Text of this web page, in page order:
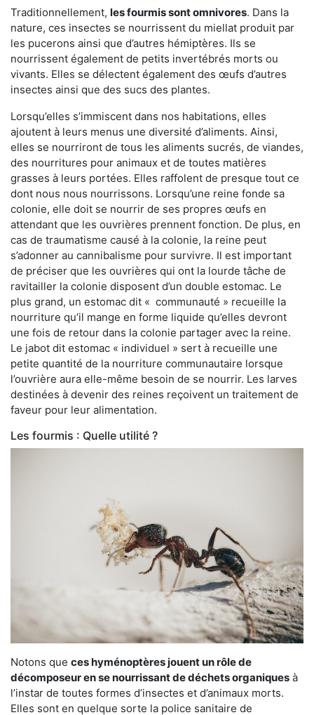
Traditionnellement, les fourmis sont omnivores. Dans la
nature, ces insectes se nourrissent du miellat produit par
les pucerons ainsi que d’autres hémiptères. Ils se
nourrissent également de petits invertébrés morts ou
vivants. Elles se délectent également des œufs d’autres
insectes ainsi que des sucs des plantes.
Lorsqu’elles s’immiscent dans nos habitations, elles
ajoutent à leurs menus une diversité d’aliments. Ainsi,
elles se nourriront de tous les aliments sucrés, de viandes,
des nourritures pour animaux et de toutes matières
grasses à leurs portées. Elles raffolent de presque tout ce
dont nous nous nourrissons. Lorsqu’une reine fonde sa
colonie, elle doit se nourrir de ses propres œufs en
attendant que les ouvrières prennent fonction. De plus, en
cas de traumatisme causé à la colonie, la reine peut
s’adonner au cannibalisme pour survivre. Il est important
de préciser que les ouvrières qui ont la lourde tâche de
ravitailler la colonie disposent d’un double estomac. Le
plus grand, un estomac dit « communauté » recueille la
nourriture qu’il mange en forme liquide qu’elles devront
une fois de retour dans la colonie partager avec la reine.
Le jabot dit estomac « individuel » sert à recueille une
petite quantité de la nourriture communautaire lorsque
l’ouvrière aura elle-même besoin de se nourrir. Les larves
destinées à devenir des reines reçoivent un traitement de
faveur pour leur alimentation.
Les fourmis : Quelle utilité ?
Notons que ces hyménoptères jouent un rôle de
décomposeur en se nourrissant de déchets organiques à
l’instar de toutes formes d’insectes et d’animaux morts.
Elles sont en quelque sorte la police sanitaire de